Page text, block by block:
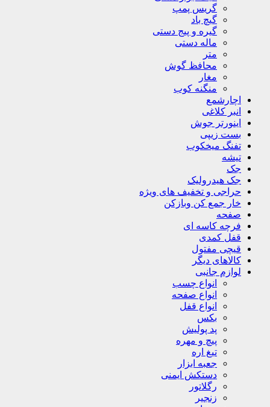
گریس پمپ
گیچ باد
گیره و پیج دستی
ماله دستی
متر
محافظ گوش
مغار
منگنه کوب
اچارشمع
انبر کلاغی
اینورتر جوش
بست زیپی
تفنگ میخکوب
تیشه
جک
جک هیدرولیک
حراجی و تخفیف های ویژه
خار جمع کن وبازکن
صفحه
فرچه کاسه ای
قفل کمدی
قیچی مفتول
کالاهای دیگر
لوازم جانبی
انواع چسب
انواع صفحه
انواع قفل
بکس
پد پولیش
پیچ و مهره
تیغ اره
جعبه ابزار
دستکش ایمنی
رگلاتور
زنجیر